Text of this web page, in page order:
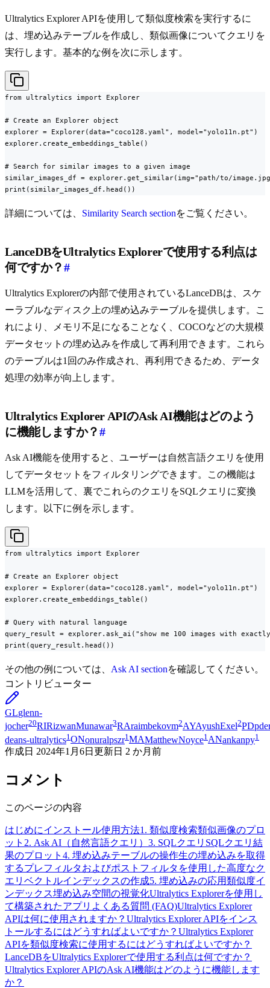
Ultralytics Explorer APIを使用して類似度検索を実行するに
は、埋め込みテーブルを作成し、類似画像についてクエリを
実行します。基本的な例を次に示します。
from ultralytics import Explorer
# Create an Explorer object
explorer = Explorer(data="coco128.yaml", model="yolo11n.pt")
explorer.create_embeddings_table()
# Search for similar images to a given image
similar_images_df = explorer.get_similar(img="path/to/
print(similar_images_df.head())
詳細については、 Similarity Search sectionをご覧ください。
LanceDBをUltralytics Explorerで使用する利点は
何ですか？#
Ultralytics Explorerの内部で使用されているLanceDBは、スケ
ーラブルなディスク上の埋め込みテーブルを提供します。こ
れにより、メモリ不足になることなく、COCOなどの大規模
データセットの埋め込みを作成して再利用できます。これら
のテーブルは1回のみ作成され、再利用できるため、データ
処理の効率が向上します。
Ultralytics Explorer APIのAsk AI機能はどのよう
に機能しますか？#
Ask AI機能を使用すると、ユーザーは自然言語クエリを使用
してデータセットをフィルタリングできます。この機能は
LLMを活用して、裏でこれらのクエリをSQLクエリに変換
します。以下に例を示します。
from ultralytics import Explorer
# Create an Explorer object
explorer = Explorer(data="coco128.yaml", model="yolo11n.pt")
explorer.create_embeddings_table()
# Query with natural language
query_result = explorer.ask_ai("show me 100 images with
print(query_result.head())
その他の例については、 Ask AI sectionを確認してください。
コントリビューター
GLglenn-
jocher20RIRizwanMunawar3RAraimbekovm2AYAyushExel2PD
deans-ultralytics1 ONonuralpszr1 MAMatthewNoyce1 ANankanpy1
作成日 2024年1月6日 更新日 2 か月前
コメント
このページの内容
はじめにインストール使用方法1. 類似度検索類似画像のプロ
ット 2. Ask AI（自然言語クエリ） 3. SQLクエリ SQLクエリ結
果のプロット 4. 埋め込みテーブルの操作生の埋め込みを取得
するプレフィルタおよびポストフィルタを使用した高度なク
エリ ベクトルインデックスの作成5. 埋め込みの応用類似度イ
ンデックス埋め込み空間の視覚化Ultralytics Explorerを使用し
て構築されたアプリ よくある質問 (FAQ)Ultralytics Explorer
APIは何に使用されますか？ Ultralytics Explorer APIをインス
トールするにはどうすればよいですか？ Ultralytics Explorer
APIを類似度検索に使用するにはどうすればよいですか？
LanceDBをUltralytics Explorerで使用する利点は何ですか？
Ultralytics Explorer APIのAsk AI機能はどのように機能します
か？